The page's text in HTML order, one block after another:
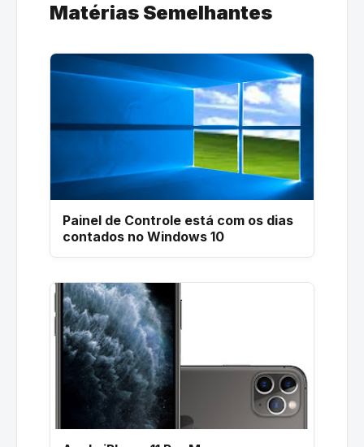
Matérias Semelhantes
Painel de Controle está com os dias
contados no Windows 10